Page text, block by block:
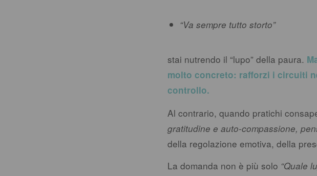
“Va sempre tutto storto”
stai nutrendo il “lupo” della paura.
molto concreto: rafforzi i circuiti
controllo.
Al contrario, quando pratichi
gratitudine e auto-compassione,
della regolazione emotiva, della
La domanda non è più solo “Quale